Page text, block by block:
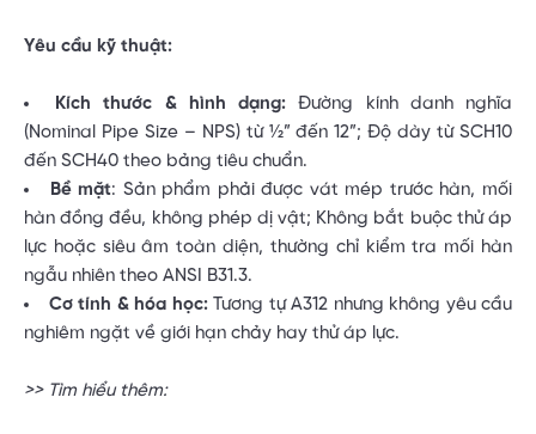
Yêu cầu kỹ thuật:
Kích thước & hình dạng: Đường kính danh nghĩa
(Nominal Pipe Size – NPS) từ ½” đến 12”; Độ dày từ SCH10
đến SCH40 theo bảng tiêu chuẩn.
Bề mặt: Sản phẩm phải được vát mép trước hàn, mối
hàn đồng đều, không phép dị vật; Không bắt buộc thử áp
lực hoặc siêu âm toàn diện, thường chỉ kiểm tra mối hàn
ngẫu nhiên theo ANSI B31.3.
Cơ tính & hóa học:Tương tự A312 nhưng không yêu cầu
nghiêm ngặt về giới hạn chảy hay thử áp lực.
>> Tìm hiểu thêm: